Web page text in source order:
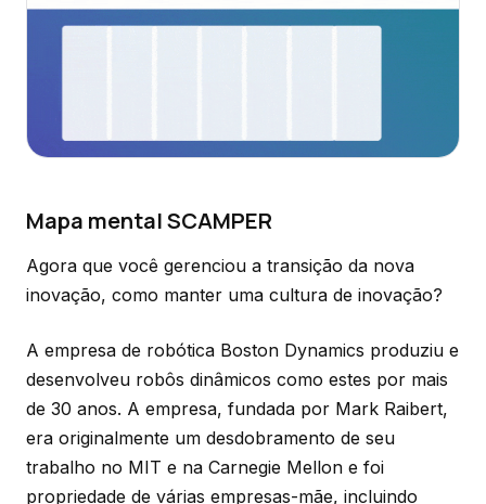
Mapa mental SCAMPER
Agora que você gerenciou a transição da nova
inovação, como manter uma cultura de inovação?
A empresa de robótica Boston Dynamics produziu e
desenvolveu robôs dinâmicos como estes por mais
de 30 anos. A empresa, fundada por Mark Raibert,
era originalmente um desdobramento de seu
trabalho no MIT e na Carnegie Mellon e foi
propriedade de várias empresas-mãe, incluindo